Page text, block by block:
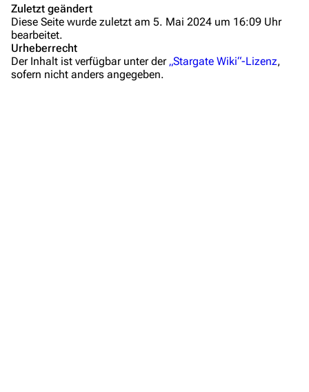
Kommerzielles
Hilfe
Zuletzt geändert
Diese Seite wurde zuletzt am 5. Mai 2024 um 16:09 Uhr
bearbeitet.
Urheberrecht
Der Inhalt ist verfügbar unter der „Stargate Wiki“-Lizenz,
sofern nicht anders angegeben.